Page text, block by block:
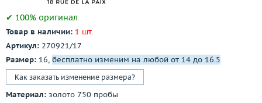
✔ 100% оригинал
Товар в наличии: 1 шт.
Артикул: 270921/17
Размер: 16, бесплатно изменим на любой от 14 до 16.5
Как заказать изменение размера?
Материал: золото 750 пробы